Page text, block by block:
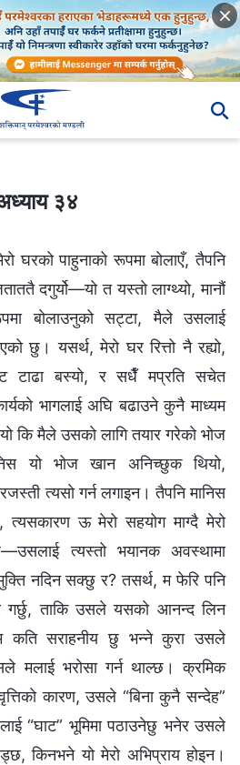
३४
घरको पाहुनाको रूपमा बोलाएँ, तैपनि
दगुर्यो—यो त यस्तो लाग्थ्यो, मानौं
बोलाउनुको सट्टा, मैले उसलाई
छु। यसर्थ, मेरो घर रित्तो नै रह्यो,
टाढा बस्यो, र सधैँ मप्रति सचेत
भागलाई अघि बढाउने कुनै माध्यम
कि मैले उसको लागि तयार गरेको भोज
यो भोज खान अनिच्‍छुक थियो,
त्यसो गर्न लगाइन। तैपनि मानिस
त्यसकारण ऊ मेरो सहयोग माग्दै मेरो
त्यस्तो भयानक अवस्थामा
नदिन सक्छु र? तसर्थ, म फेरि पनि
गर्छु, ताकि उसले यसको आनन्द लिन
कति सराहनीय छु भन्‍ने कुरा उसले
मलाई भरोसा गर्न थाल्छ। क्रमिक
कारण, उसले “बिना कुनै सन्देह”
“घाट” भूमिमा पठाउनेछु भनेर उसले
किनभने यो मेरो अभिप्राय होइन।